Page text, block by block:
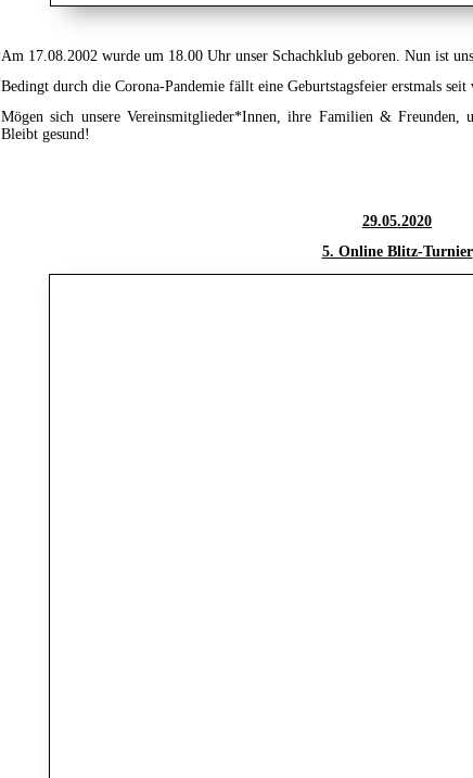
Am 17.08.2002 wurde um 18.00 Uhr unser Schachklub geboren. Nun ist
Bedingt durch die Corona-Pandemie fällt eine Geburtstagsfeier erstmals seit
Mögen sich unsere Vereinsmitglieder*Innen, ihre Familien & Freunden,
Bleibt gesund!
29.05.2020
5. Online Blitz-Turnier